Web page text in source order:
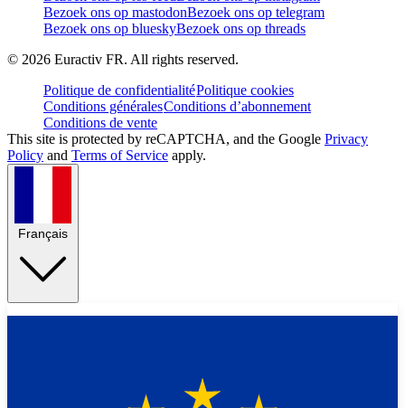
Bezoek ons op mastodonBezoek ons op telegram
Bezoek ons op blueskyBezoek ons op threads
© 2026 Euractiv FR. All rights reserved.
Politique de confidentialitéPolitique cookies
Conditions généralesConditions d’abonnement
Conditions de vente
This site is protected by reCAPTCHA, and the Google Privacy
Policy and Terms of Service apply.
Français